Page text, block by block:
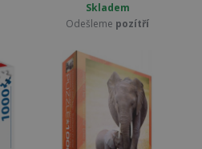
Skladem
Odešleme pozítří